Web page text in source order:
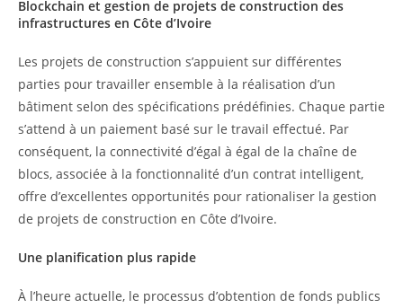
Blockchain et gestion de projets de construction des
infrastructures en Côte d’Ivoire
Les projets de construction s’appuient sur différentes
parties pour travailler ensemble à la réalisation d’un
bâtiment selon des spécifications prédéfinies. Chaque partie
s’attend à un paiement basé sur le travail effectué. Par
conséquent, la connectivité d’égal à égal de la chaîne de
blocs, associée à la fonctionnalité d’un contrat intelligent,
offre d’excellentes opportunités pour rationaliser la gestion
de projets de construction en Côte d’Ivoire.
Une planification plus rapide
À l’heure actuelle, le processus d’obtention de fonds publics